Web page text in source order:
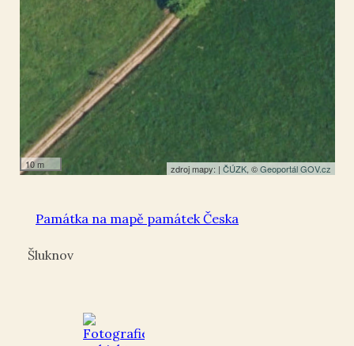
10 m zdroj mapy: | ČÚZK, ©Geoportál GOV.cz
Památka na mapě památek Česka
Šluknov